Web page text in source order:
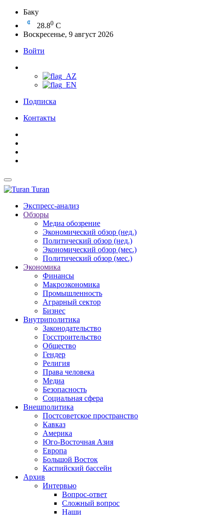
Баку
28.80 C
Воскресенье, 9 август 2026
Войти
Подписка
Контакты
Turan
Экспресс-анализ
Обзоры
Медиа обозрение
Экономический обзор (нед.)
Политический обзор (нед.)
Экономический обзор (мес.)
Политический обзор (мес.)
Экономика
Финансы
Макроэкономика
Промышленность
Аграрный сектор
Бизнес
Внутриполитика
Законодательство
Госстроительство
Общество
Гендер
Религия
Права человека
Медиа
Безопасность
Социальная сфера
Внешполитика
Постсоветское пространство
Кавказ
Америка
Юго-Восточная Азия
Европа
Большой Восток
Каспийский бассейн
Архив
Интервью
Вопрос-ответ
Сложный вопрос
Наши